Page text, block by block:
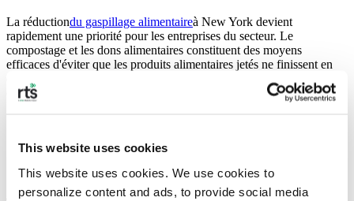
This website uses cookies
This website uses cookies. We use cookies to
personalize content and ads, to provide social media
La réductiondu gaspillage alimentaireà New York devient
rapidement une priorité pour les entreprises du secteur. Le
compostage et les dons alimentaires constituent des moyens
efficaces d'éviter que les produits alimentaires jetés ne finissent en
d'autres gaz nocifs générées par une décomposition incontrôlée.
Chez RTS, nous nous engageons à aider